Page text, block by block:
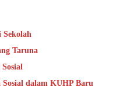
Sekolah
Taruna
dalam KUHP Baru